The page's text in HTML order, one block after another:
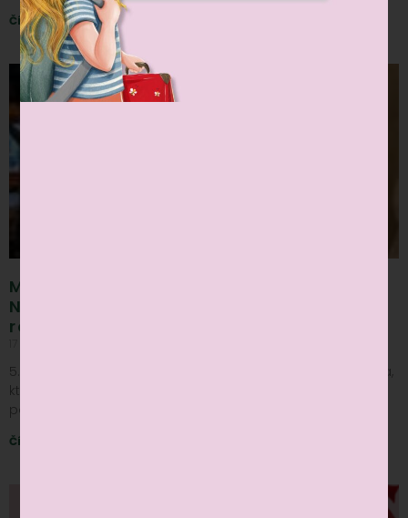
Čítať viac »
Mikuláš v Rozprávkovej kaviarni:
Nezabudnuteľný zážitok pre deti aj
rodičov
5. decembra sme v Rozprávkovej kaviarni privítali Mikuláša,
ktorý sa na svojej ceste okolo sveta zastavil aj u nás, aby
potešil všetky detičky. Tento výnimočný
Čítať viac »